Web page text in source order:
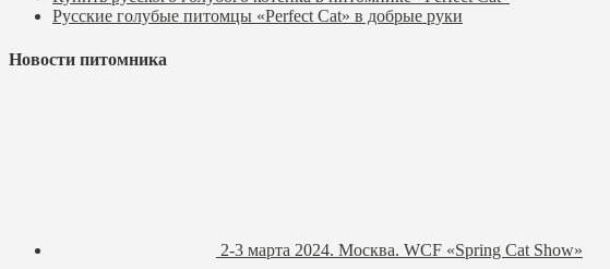
Русские голубые питомцы «Perfect Cat» в добрые руки
Новости питомника
2-3 марта 2024. Москва. WCF «Spring Cat Show»